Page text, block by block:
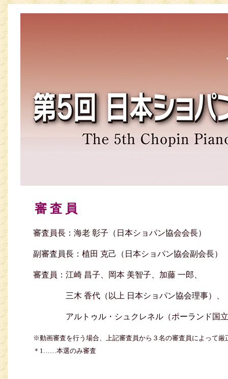
審 査 員
審査員長：海老 彰子（日本ショパン協会会長）
副審査員長：植田 克己（日本ショパン協会副会長）
審査員：江崎 昌子、岡本 美智子、加藤 一郎、
三木 香代（以上 日本ショパン協会理事）、
アルトゥル・シュクレネル（ポーランド国立
※動画審査を行う場合、上記審査員から３名の審査員によって厳
＊1……本選のみ審査